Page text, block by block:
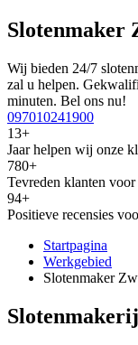
Slotenmaker
Wij bieden 24/7
zal u helpen.
minuten. Bel ons nu!
097010241900
13+
Jaar helpen wij onze
780+
Tevreden klanten
94+
Positieve recensies
Startpagina
Werkgebied
Slotenmaker